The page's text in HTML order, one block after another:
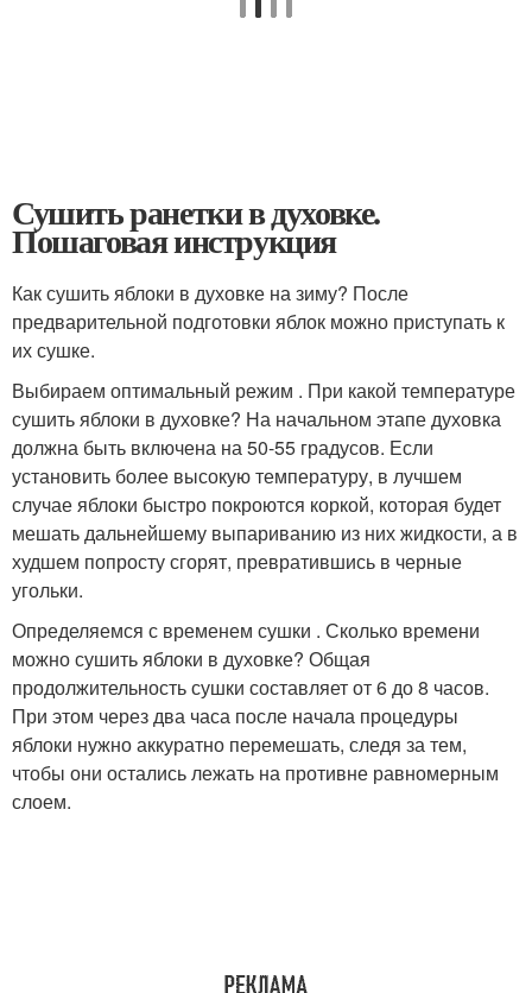
Сушить ранетки в духовке.
Пошаговая инструкция
Как сушить яблоки в духовке на зиму? После
предварительной подготовки яблок можно приступать к
их сушке.
Выбираем оптимальный режим . При какой температуре
сушить яблоки в духовке? На начальном этапе духовка
должна быть включена на 50-55 градусов. Если
установить более высокую температуру, в лучшем
случае яблоки быстро покроются коркой, которая будет
мешать дальнейшему выпариванию из них жидкости, а в
худшем попросту сгорят, превратившись в черные
угольки.
Определяемся с временем сушки . Сколько времени
можно сушить яблоки в духовке? Общая
продолжительность сушки составляет от 6 до 8 часов.
При этом через два часа после начала процедуры
яблоки нужно аккуратно перемешать, следя за тем,
чтобы они остались лежать на противне равномерным
слоем.